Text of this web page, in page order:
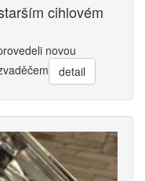
cihlovém
novou
detail